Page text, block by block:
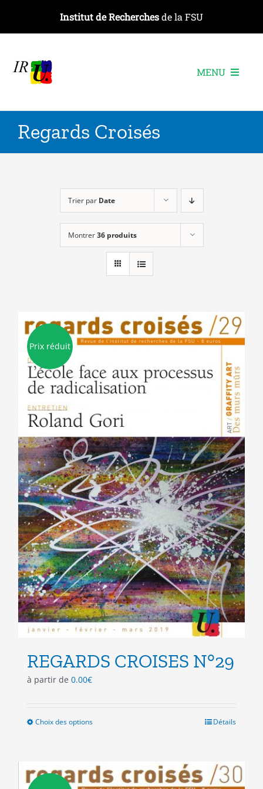
contenu
Institut de Recherchesde la FSU
MENU
Les recherches
Les événements
Regards Croisés
Trier par Date
Montrer36 produits
Prix réduit
REGARDS CROISES N°29
à partir de 0.00€
Choix des optionsCe
variations.
Détails